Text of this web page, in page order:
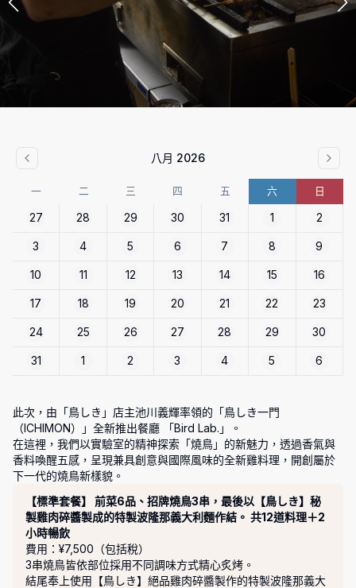
八月 2026
一 二 三 四 五 六 日
27 28 29 30 31 1 2
3 4 5 6 7 8 9
10 11 12 13 14 15 16
17 18 19 20 21 22 23
24 25 26 27 28 29 30
31 1 2 3 4 5 6
此次，由「鳥しき」店主池川義輝率領的「鳥しき一門
（ICHIMON）」全新推出餐廳 「Bird Lab.」。
在這裡，我們以實驗室的精神探索「燒鳥」的新魅力，透過香氣與
香料喚醒五感，呈現兼具創意與國際風味的全新雞料理，開創屬於
下一代的燒鳥新樣貌。
【標準套餐】 前菜6品、招牌燒鳥3串，最後以【鳥しき】秘
製雞肉碎醬製成的特製波隆那義大利麵作結。 共12道料理＋2
小時暢飲
費用：¥7,500（包括稅）
3串燒鳥皆依部位採用不同調味方式精心炙烤。
結尾奉上使用【鳥しき】絕品雞肉碎醬製作的特製波隆那義大